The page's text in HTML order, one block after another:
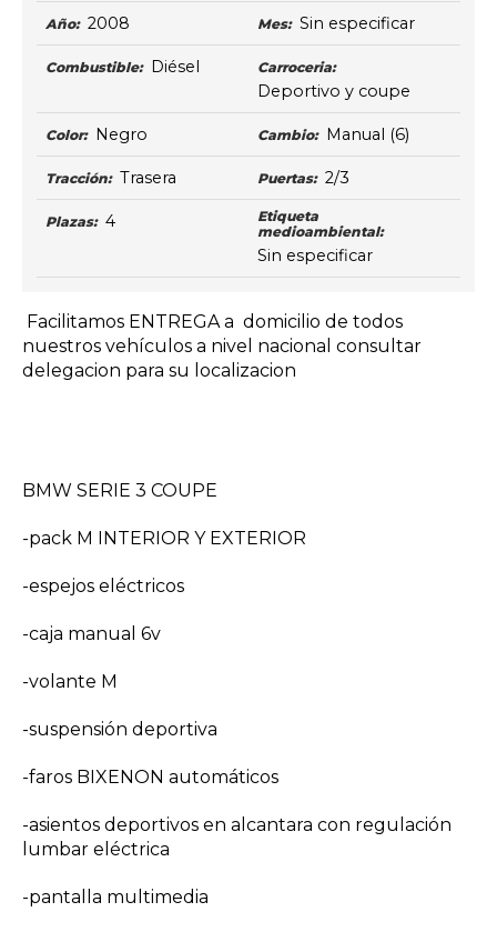
Año: 2008 Mes: Sin especificar
Combustible: Diésel Carroceria:
Deportivo y coupe
Color: Negro Cambio: Manual (6)
Tracción: Trasera Puertas: 2/3
Plazas: 4
Etiqueta
medioambiental:
Sin especificar
Facilitamos ENTREGA a domicilio de todos
nuestros vehículos a nivel nacional consultar
delegacion para su localizacion
BMW SERIE 3 COUPE
-pack M INTERIOR Y EXTERIOR
-espejos eléctricos
-caja manual 6v
-volante M
-suspensión deportiva
-faros BIXENON automáticos
-asientos deportivos en alcantara con regulación
lumbar eléctrica
-pantalla multimedia